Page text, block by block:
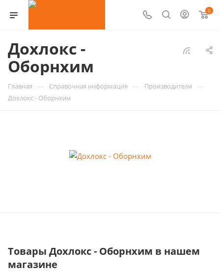
0
Дохлокс -
Оборнхим
Главная — Справочная информация — Производители —
Дохлокс - Оборнхим
Товары Дохлокс - Оборнхим в нашем
магазине